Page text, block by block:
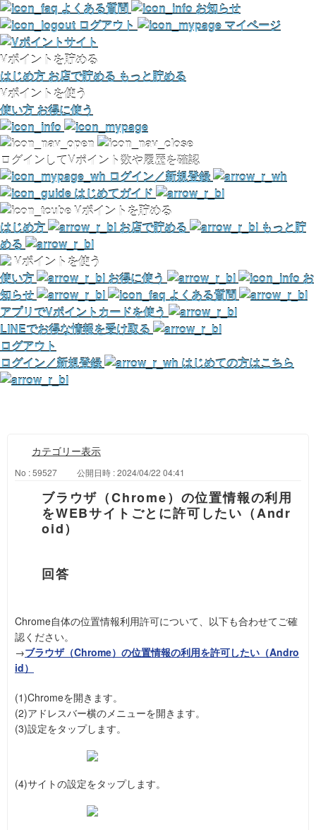
よくある質問
お知らせ
ログアウト
マイページ
Vポイントを貯める
はじめ方 お店で貯める もっと貯める
Vポイントを使う
使い方 お得に使う
ログインしてVポイント数や履歴を確認
ログイン／新規登録
はじめてガイド
Vポイントを貯める
はじめ方
お店で貯める
もっと貯
める
Vポイントを使う
使い方
お得に使う
お
知らせ
よくある質問
アプリでVポイントカードを使う
LINEでお得な情報を受け取る
ログアウト
ログイン／新規登録
はじめての方はこちら
カテゴリー表示
No : 59527 公開日時 : 2024/04/22 04:41
ブラウザ（Chrome）の位置情報の利用
をWEBサイトごとに許可したい（Andr
oid）
Chrome自体の位置情報利用許可について、以下も合わせてご確
認ください。
→ブラウザ（Chrome）の位置情報の利用を許可したい（Andro
id）
(1)Chromeを開きます。
(2)アドレスバー横のメニューを開きます。
(3)設定をタップします。
(4)サイトの設定をタップします。